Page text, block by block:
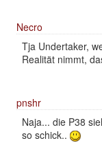
Necro
Tja Undertaker,
Realität nimmt,
pnshr
Naja... die P38
so schick..